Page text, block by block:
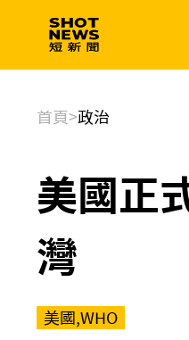
首頁>政治
美國正
灣
美國,WHO